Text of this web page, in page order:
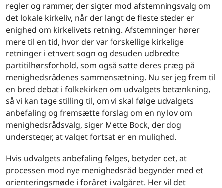
regler og rammer, der sigter mod afstemningsvalg om
det lokale kirkeliv, når der langt de fleste steder er
enighed om kirkelivets retning. Afstemninger hører
mere til en tid, hvor der var forskellige kirkelige
retninger i ethvert sogn og desuden udbredte
partitilhørsforhold, som også satte deres præg på
menighedsrådenes sammensætning. Nu ser jeg frem til
en bred debat i folkekirken om udvalgets betænkning,
så vi kan tage stilling til, om vi skal følge udvalgets
anbefaling og fremsætte forslag om en ny lov om
menighedsrådsvalg, siger Mette Bock, der dog
understeger, at valget fortsat er en mulighed.
Hvis udvalgets anbefaling følges, betyder det, at
processen mod nye menighedsråd begynder med et
orienteringsmøde i foråret i valgåret. Her vil det